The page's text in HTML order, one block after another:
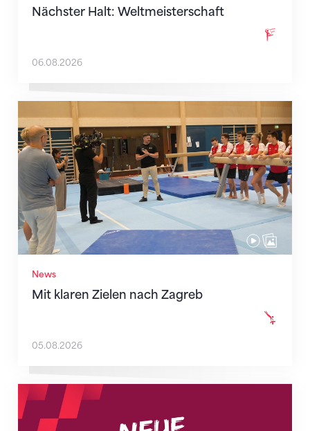
Nächster Halt: Weltmeisterschaft
06.08.2026
News
Mit klaren Zielen nach Zagreb
Mit klaren Zielen nach Zagreb
05.08.2026
Neue Empfangszeiten ab 1. August 2026